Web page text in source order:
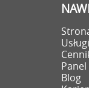
Usługi
Blog